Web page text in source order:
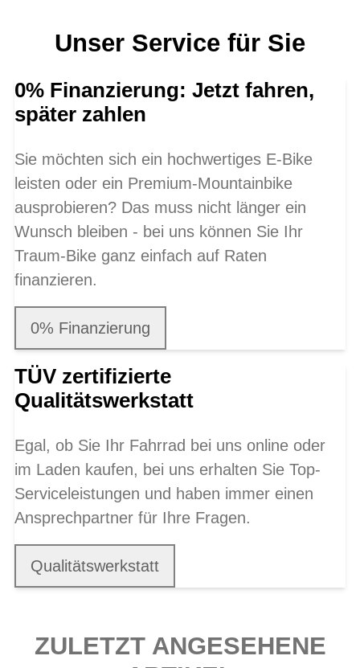
Unser Service für Sie
0% Finanzierung: Jetzt fahren,
später zahlen
Sie möchten sich ein hochwertiges E-Bike
leisten oder ein Premium-Mountainbike
ausprobieren? Das muss nicht länger ein
Wunsch bleiben - bei uns können Sie Ihr
Traum-Bike ganz einfach auf Raten
finanzieren.
0% Finanzierung
TÜV zertifizierte
Qualitätswerkstatt
Egal, ob Sie Ihr Fahrrad bei uns online oder
im Laden kaufen, bei uns erhalten Sie Top-
Serviceleistungen und haben immer einen
Ansprechpartner für Ihre Fragen.
Qualitätswerkstatt
ZULETZT ANGESEHENE